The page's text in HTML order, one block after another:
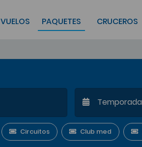
VUELOS PAQUETES CRUCEROS
Circuitos Club med